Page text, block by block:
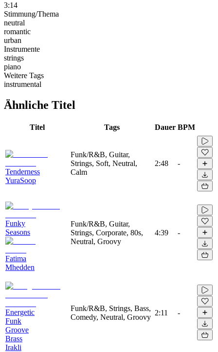
3:14
Stimmung/Thema
neutral
romantic
urban
Instrumente
strings
piano
Weitere Tags
instrumental
Ähnliche Titel
Titel Tags Dauer BPM
Tenderness
YuraSoop
Funk/R&B, Guitar,
Strings, Soft, Neutral,
Calm
2:48 -
Funky
Seasons
Fatima
Mhedden
Funk/R&B, Guitar,
Strings, Corporate, 80s,
Neutral, Groovy
4:39 -
Energetic
Funk
Groove
Brass
Irakli
Funk/R&B, Strings, Bass,
Comedy, Neutral, Groovy
2:11 -